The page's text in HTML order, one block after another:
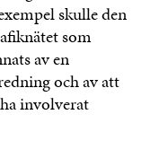
skulle den
som
av en
och av att
involverat